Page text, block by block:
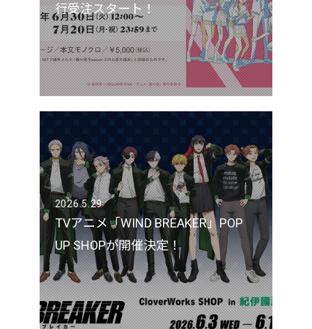
行受注スタート！
2026.5.29
TVアニメ「WIND BREAKER」POP
UP SHOPが開催決定！